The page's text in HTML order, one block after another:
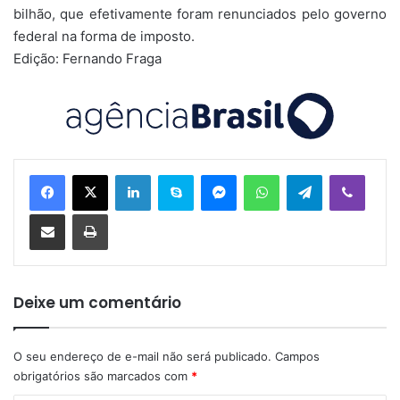
bilhão, que efetivamente foram renunciados pelo governo
federal na forma de imposto.
Edição: Fernando Fraga
Telegram
Deixe um comentário
O seu endereço de e-mail não será publicado. Campos
obrigatórios são marcados com *